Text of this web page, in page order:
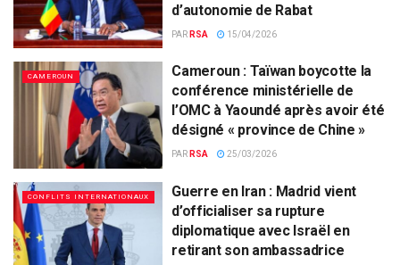
d’autonomie de Rabat
PAR RSA 15/04/2026
CAMEROUN
Cameroun : Taïwan boycotte la
conférence ministérielle de
l’OMC à Yaoundé après avoir été
désigné « province de Chine »
PAR RSA 25/03/2026
CONFLITS INTERNATIONAUX
Guerre en Iran : Madrid vient
d’officialiser sa rupture
diplomatique avec Israël en
retirant son ambassadrice